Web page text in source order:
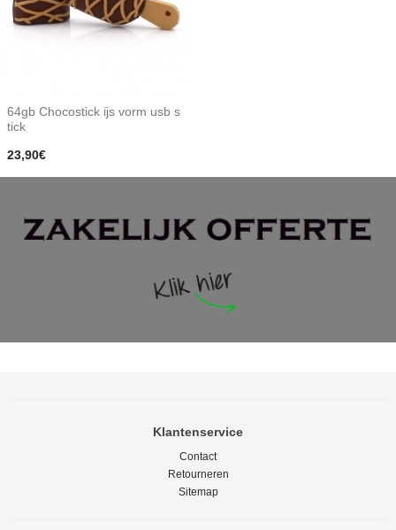
64gb Chocostick ijs vorm usb s
tick
23,90€
Klantenservice
Contact
Retourneren
Sitemap